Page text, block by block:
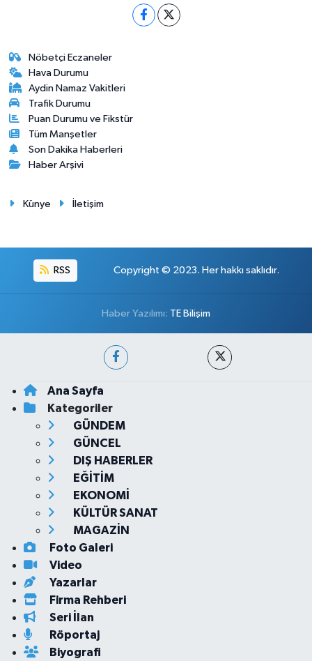
Nöbetçi Eczaneler
Hava Durumu
Aydin Namaz Vakitleri
Trafik Durumu
Puan Durumu ve Fikstür
Tüm Manşetler
Son Dakika Haberleri
Haber Arşivi
Künye İletişim
RSS Copyright © 2023. Her hakkı saklıdır.
Haber Yazılımı: TE Bilişim
Ana Sayfa
Kategoriler
GÜNDEM
GÜNCEL
DIŞ HABERLER
EĞİTİM
EKONOMİ
KÜLTÜR SANAT
MAGAZİN
Foto Galeri
Video
Yazarlar
Firma Rehberi
Seri İlan
Röportaj
Biyografi